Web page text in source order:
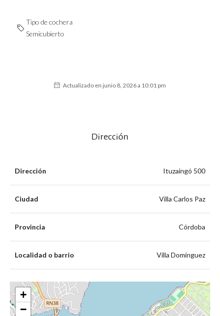
Tipo de cochera
Semicubierto
Actualizado en junio 8, 2026 a 10:01 pm
Dirección
Dirección Ituzaingó 500
Ciudad Villa Carlos Paz
Provincia Córdoba
Localidad o barrio Villa Domínguez
+
−